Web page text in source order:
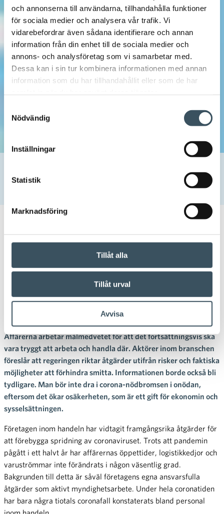
och annonserna till användarna, tillhandahålla funktioner
för sociala medier och analysera vår trafik. Vi
vidarebefordrar även sådana identifierare och annan
information från din enhet till de sociala medier och
annons- och analysföretag som vi samarbetar med.
Dessa kan i sin tur kombinera informationen med annan
information som du har tillhandahållit eller som de har
Nödvändig
Inställningar
Statistik
Marknadsföring
Tillåt alla
Tillåt urval
Avvisa
Finsk Handel och Företagarna i Finland: Trygga butiksbesök
08.10.2020 12:43 Pressmeddelande
Finsk Handel och Företagarna i
Finland: Trygga butiksbesök
håller ekonomins hjul
Affärerna arbetar målmedvetet för att det fortsättningsvis ska
vara tryggt att arbeta och handla där. Aktörer inom branschen
föreslår att regeringen riktar åtgärder utifrån risker och faktiska
möjligheter att förhindra smitta. Informationen borde också bli
tydligare. Man bör inte dra i corona-nödbromsen i onödan,
eftersom det ökar osäkerheten, som är ett gift för ekonomin och
sysselsättningen.
Företagen inom handeln har vidtagit framgångsrika åtgärder för
att förebygga spridning av coronaviruset. Trots att pandemin
pågått i ett halvt år har affärernas öppettider, logistikkedjor och
varuströmmar inte förändrats i någon väsentlig grad.
Bakgrunden till detta är såväl företagens egna ansvarsfulla
åtgärder som aktivt myndighetsarbete. Under hela coronatiden
har bara några tiotals coronafall konstaterats bland personal